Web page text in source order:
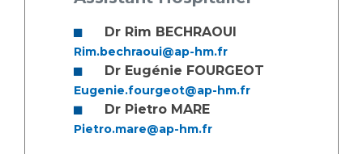
Dr Rim BECHRAOUI
Rim.bechraoui@ap-hm.fr
Dr Eugénie FOURGEOT
Eugenie.fourgeot@ap-hm.fr
Dr Pietro MARE
Pietro.mare@ap-hm.fr